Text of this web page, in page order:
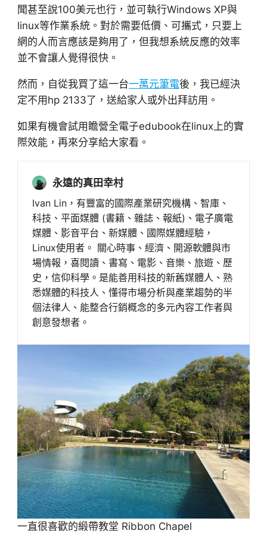
聞甚至說100美元也行，並可執行Windows XP與
linux等作業系統。對於需要低價、可攜式，只要上
網的人而言應該是夠用了，但我想系統反應的效率
並不會讓人覺得很快。
然而，自從我買了這一台一萬元筆電後，我已經決
定不用hp 2133了，送給家人或外出拜訪用。
如果有機會試用瞻營全電子edubook在linux上的實
際效能，再來分享給大家看。
永遠的真田幸村
Ivan Lin，有豐富的國際產業研究機構、智庫、
科技、平面媒體 (書籍、雜誌、報紙)、電子廣電
媒體、影音平台、新媒體、國際媒體經驗，
Linux使用者。 關心時事、經濟、開源軟體與市
場情報，喜閱讀、書寫、電影、音樂、旅遊、歷
史，信仰科學。是能善用科技的新舊媒體人、熟
悉媒體的科技人、懂得市場分析與產業趨勢的半
個法律人、能整合行銷概念的多元內容工作者與
創意發想者。
一直很喜歡的緞帶教堂 Ribbon Chapel